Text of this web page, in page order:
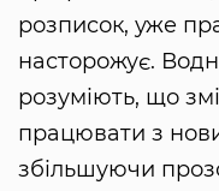
розписок, уже
насторожує.
розуміють, що
працювати з
збільшуючи